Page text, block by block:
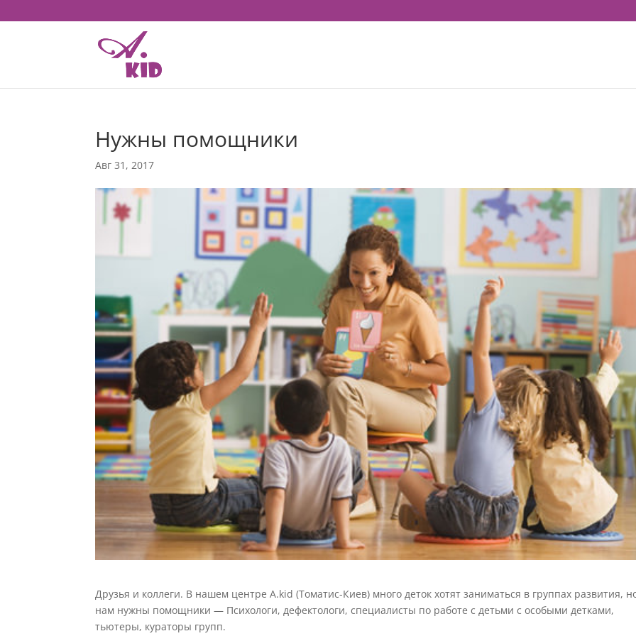
Нужны помощники
Авг 31, 2017
Друзья и коллеги. В нашем центре A.kid (Томатис-Киев) много деток хотят заниматься в группах развития,
нам нужны помощники — Психологи, дефектологи, специалисты по работе с детьми с особыми детками,
тьютеры, кураторы групп.